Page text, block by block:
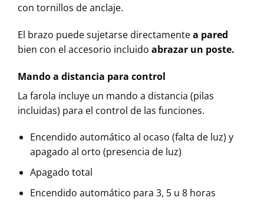
con tornillos de anclaje.
El brazo puede sujetarse directamentea pared
bien con el accesorio incluido abrazar un poste.
Mando a distancia para control
La farola incluye un mando a distancia (pilas
incluidas) para el control de las funciones.
Encendido automático al ocaso (falta de luz) y
apagado al orto (presencia de luz)
Apagado total
Encendido automático para 3, 5 u 8 horas